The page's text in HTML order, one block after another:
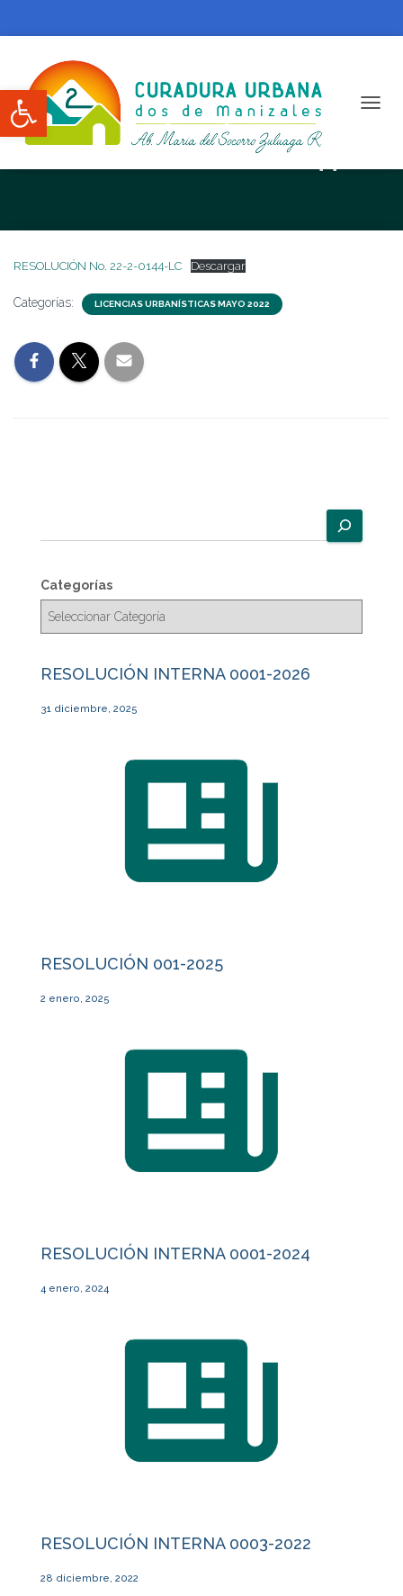
Abrir barra de herramientas
RESOLUCIÓN No. 22-2-0144-LC
RESOLUCIÓN No. 22-2-0144-LC Descargar
Categorías: LICENCIAS URBANÍSTICAS MAYO 2022
u
c
a
Categorías
RESOLUCIÓN INTERNA 0001-2026
31 diciembre, 2025
RESOLUCIÓN 001-2025
2 enero, 2025
RESOLUCIÓN INTERNA 0001-2024
4 enero, 2024
RESOLUCIÓN INTERNA 0003-2022
28 diciembre, 2022